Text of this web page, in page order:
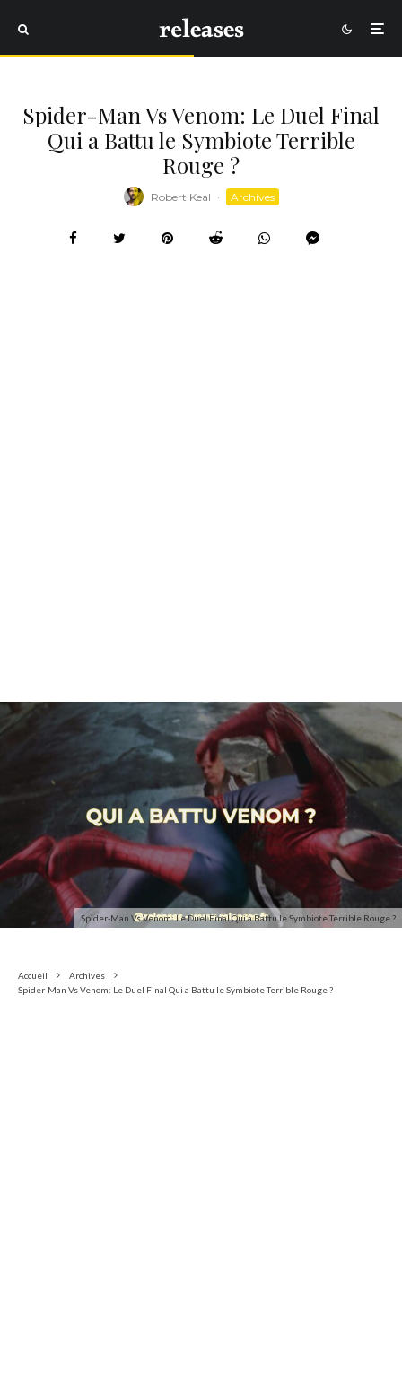
Spider-Man Vs Venom: Le Duel Final
Qui a Battu le Symbiote Terrible
Rouge ?
Robert Keal · Archives
Spider-Man Vs Venom: Le Duel Final Qui a Battu le Symbiote Terrible Rouge ?
Accueil
Archives
Spider-Man Vs Venom: Le Duel Final Qui a Battu le Symbiote Terrible Rouge ?